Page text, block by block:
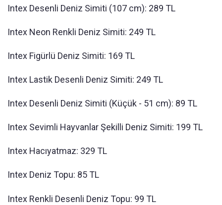
Intex Desenli Deniz Simiti (107 cm): 289 TL
Intex Neon Renkli Deniz Simiti: 249 TL
Intex Figürlü Deniz Simiti: 169 TL
Intex Lastik Desenli Deniz Simiti: 249 TL
Intex Desenli Deniz Simiti (Küçük - 51 cm): 89 TL
Intex Sevimli Hayvanlar Şekilli Deniz Simiti: 199 TL
Intex Hacıyatmaz: 329 TL
Intex Deniz Topu: 85 TL
Intex Renkli Desenli Deniz Topu: 99 TL